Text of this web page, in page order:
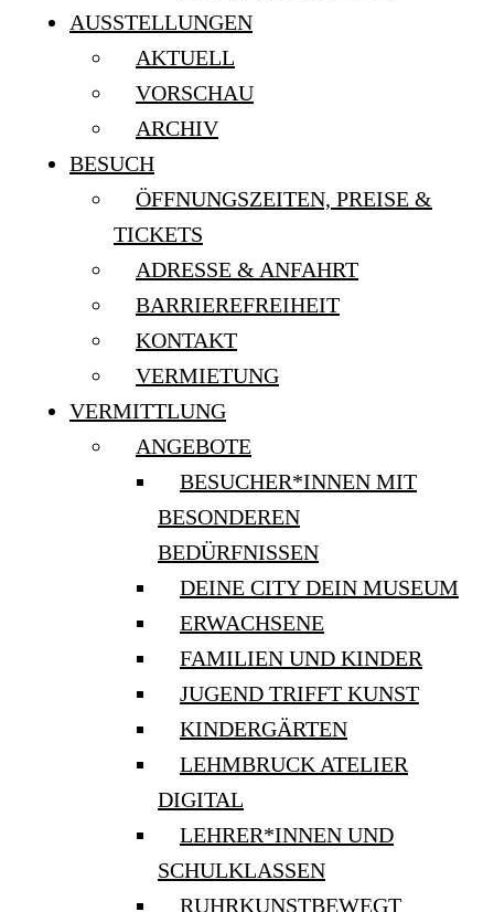
AUSSTELLUNGEN
AKTUELL
VORSCHAU
ARCHIV
BESUCH
ÖFFNUNGSZEITEN, PREISE &
TICKETS
ADRESSE & ANFAHRT
BARRIEREFREIHEIT
KONTAKT
VERMIETUNG
VERMITTLUNG
ANGEBOTE
BESUCHER*INNEN MIT
BESONDEREN
BEDÜRFNISSEN
DEINE CITY DEIN MUSEUM
ERWACHSENE
FAMILIEN UND KINDER
JUGEND TRIFFT KUNST
KINDERGÄRTEN
LEHMBRUCK ATELIER
DIGITAL
LEHRER*INNEN UND
SCHULKLASSEN
RUHRKUNSTBEWEGT